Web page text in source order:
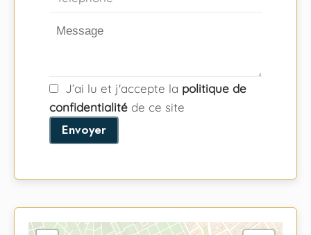
J’ai lu et j'accepte la politique de
confidentialité de ce site
Envoyer